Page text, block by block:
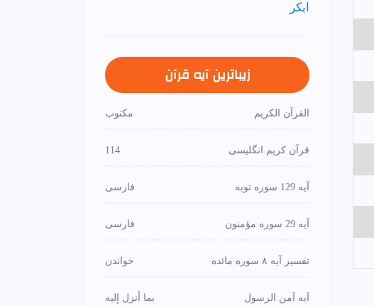
زیباترین آیه قرآن
القرآن الكريم مكتوب
قرآن کریم انگلیسی 114
آیه 129 سوره توبه فارسی
آیه 29 سوره مؤمنون فارسی
تفسیر آیه ۸ سوره مائده خواندن
آیه آمن الرسول بما أنزل إليه